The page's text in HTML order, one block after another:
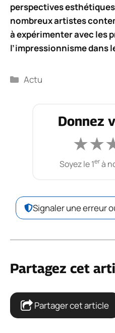
perspectives
nombreux artistes
à expérimenter avec les
l’impressionnisme dans
Catégories
Actu
Donnez
★★
Soyez le 1erà
Signaler une erreur
Partagez cet
Partager cet article